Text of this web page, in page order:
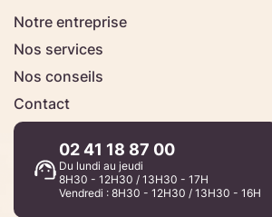
Notre entreprise
Nos services
Nos conseils
Contact
02 41 18 87 00
Du lundi au jeudi
8H30 - 12H30 / 13H30 - 17H
Vendredi : 8H30 - 12H30 / 13H30 - 16H